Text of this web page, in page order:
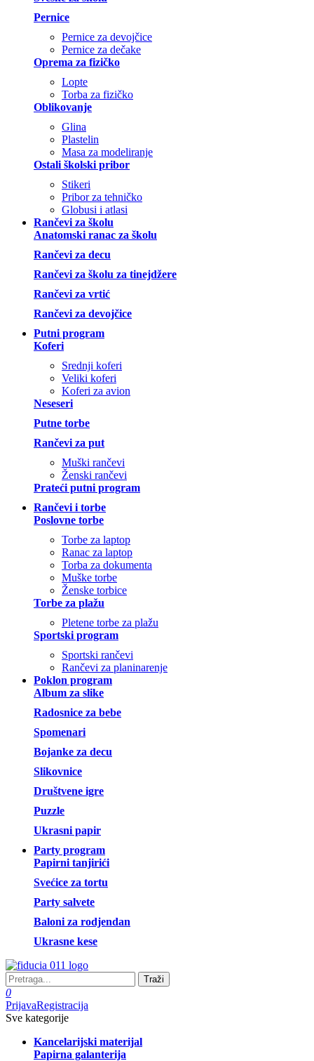
Pernice
Pernice za devojčice
Pernice za dečake
Oprema za fizičko
Lopte
Torba za fizičko
Oblikovanje
Glina
Plastelin
Masa za modeliranje
Ostali školski pribor
Stikeri
Pribor za tehničko
Globusi i atlasi
Rančevi za školu
Anatomski ranac za školu
Rančevi za decu
Rančevi za školu za tinejdžere
Rančevi za vrtić
Rančevi za devojčice
Putni program
Koferi
Srednji koferi
Veliki koferi
Koferi za avion
Neseseri
Putne torbe
Rančevi za put
Muški rančevi
Ženski rančevi
Prateći putni program
Rančevi i torbe
Poslovne torbe
Torbe za laptop
Ranac za laptop
Torba za dokumenta
Muške torbe
Ženske torbice
Torbe za plažu
Pletene torbe za plažu
Sportski program
Sportski rančevi
Rančevi za planinarenje
Poklon program
Album za slike
Radosnice za bebe
Spomenari
Bojanke za decu
Slikovnice
Društvene igre
Puzzle
Ukrasni papir
Party program
Papirni tanjirići
Svećice za tortu
Party salvete
Baloni za rodjendan
Ukrasne kese
Traži
0
PrijavaRegistracija
Sve kategorije
Kancelarijski materijal
Papirna galanterija